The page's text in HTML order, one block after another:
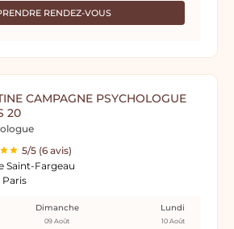
RENDEZ-VOUS
CAMPAGNE PSYCHOLOGUE
20
5/5 (6 avis)
Saint-Fargeau
Paris
Dimanche
09 Août
Lundi
10 Août